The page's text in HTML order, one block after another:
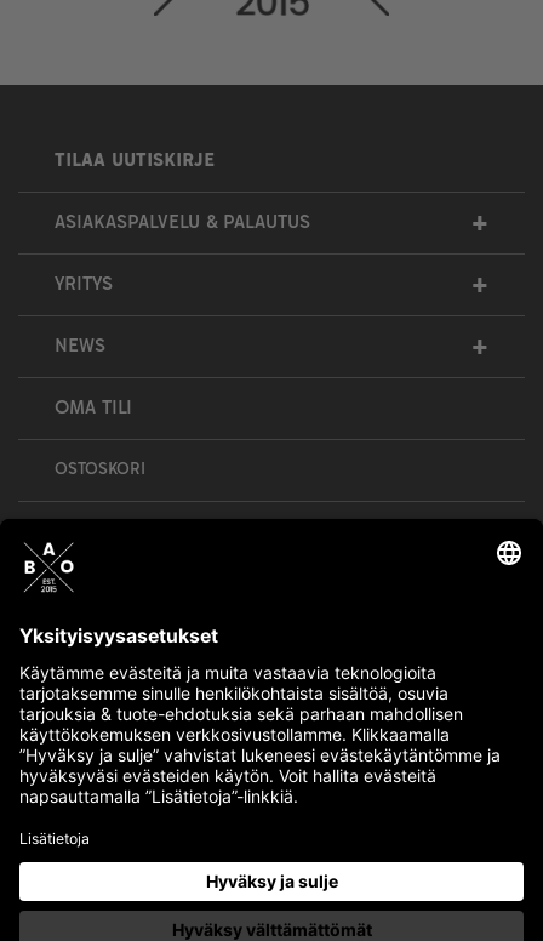
TILAA UUTISKIRJE
ASIAKASPALVELU & PALAUTUS +
YRITYS +
NEWS +
OMA TILI
OSTOSKORI
Bull’s All Out is social – follow us and show
your passion!
BULLMENTULA.FI